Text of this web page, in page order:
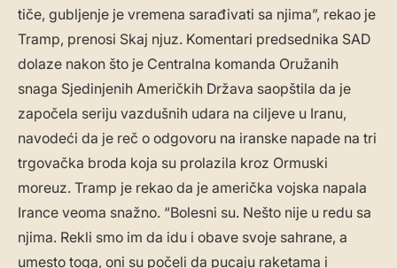
tiče, gubljenje je vremena sarađivati sa njima”, rekao je
Tramp, prenosi Skaj njuz. Komentari predsednika SAD
dolaze nakon što je Centralna komanda Oružanih
snaga Sjedinjenih Američkih Država saopštila da je
započela seriju vazdušnih udara na ciljeve u Iranu,
navodeći da je reč o odgovoru na iranske napade na tri
trgovačka broda koja su prolazila kroz Ormuski
moreuz. Tramp je rekao da je američka vojska napala
Irance veoma snažno. “Bolesni su. Nešto nije u redu sa
njima. Rekli smo im da idu i obave svoje sahrane, a
umesto toga, oni su počeli da pucaju raketama i